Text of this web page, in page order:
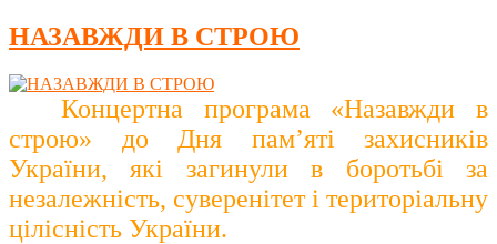
НАЗАВЖДИ В СТРОЮ
Концертна програма «Назавжди в
строю» до Дня пам’яті захисників
України, які загинули в боротьбі за
незалежність, суверенітет і територіальну
цілісність України.